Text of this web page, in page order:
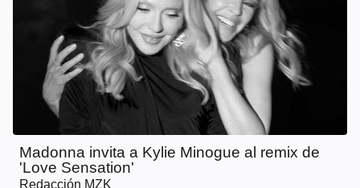
Madonna invita a Kylie Minogue al remix de
'Love Sensation'
Redacción MZK